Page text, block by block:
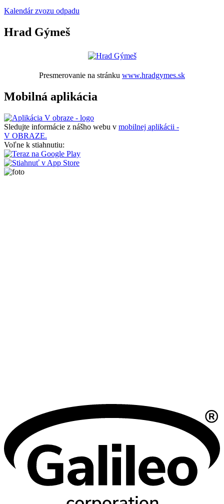
Kalendár zvozu odpadu
Hrad Gýmeš
Presmerovanie na stránku www.hradgymes.sk
Mobilná aplikácia
Sledujte informácie z nášho webu v mobilnej aplikácii -
V OBRAZE.
Voľne k stiahnutiu: